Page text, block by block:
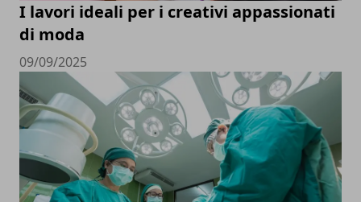
I lavori ideali per i creativi appassionati
di moda
09/09/2025